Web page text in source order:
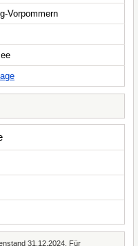
Vorpommern
31.12.2024. Für